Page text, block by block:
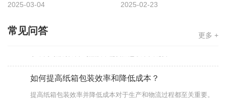
2025-03-04 2025-02-23
常见问答 更多 +
纸箱定做方法及注意事项 在定做纸箱时，为确保成品满足使用需